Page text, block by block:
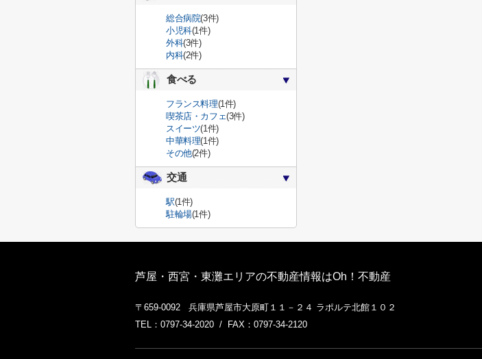
総合病院(3件)
小児科(1件)
外科(3件)
内科(2件)
食べる
フランス料理(1件)
喫茶店・カフェ(3件)
スイーツ(1件)
中華料理(1件)
その他(2件)
交通
駅(1件)
駐輪場(1件)
芦屋・西宮・東灘エリアの不動産情報はOh！不動産
〒659-0092 兵庫県芦屋市大原町１１－２４ ラポルテ北館１０２
TEL：0797-34-2020 / FAX：0797-34-2120